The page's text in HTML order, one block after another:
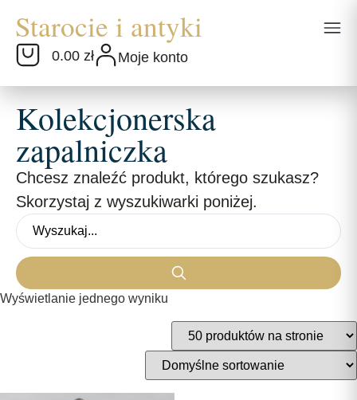
0.00 zł Moje konto
Kolekcjonerska
zapalniczka
Chcesz znaleźć produkt, którego szukasz?
Skorzystaj z wyszukiwarki poniżej.
Wyświetlanie jednego wyniku